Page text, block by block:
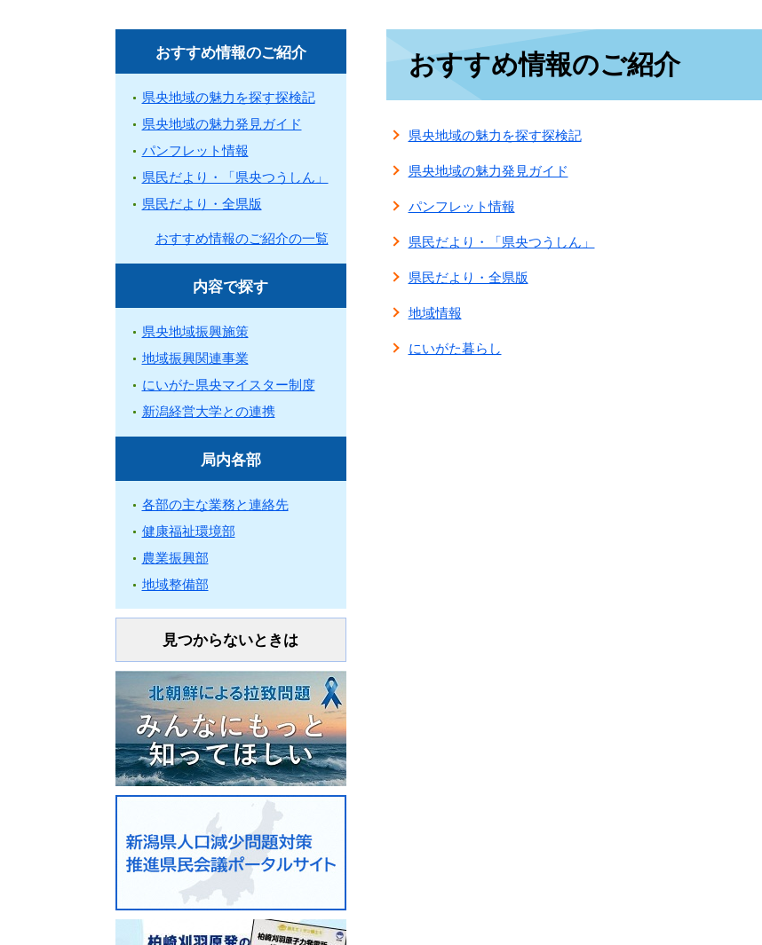
おすすめ情報のご紹介
県央地域の魅力を探す探検記
県央地域の魅力発見ガイド
パンフレット情報
県民だより・「県央つうしん」
県民だより・全県版
地域情報
にいがた暮らし
おすすめ情報のご紹介
県央地域の魅力を探す探検記
県央地域の魅力発見ガイド
パンフレット情報
県民だより・「県央つうしん」
県民だより・全県版
おすすめ情報のご紹介の一覧
内容で探す
県央地域振興施策
地域振興関連事業
にいがた県央マイスター制度
新潟経営大学との連携
局内各部
各部の主な業務と連絡先
健康福祉環境部
農業振興部
地域整備部
見つからないときは